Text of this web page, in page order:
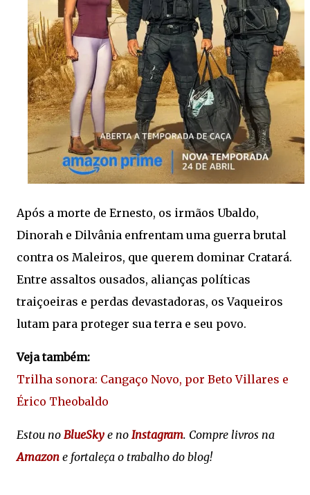
Após a morte de Ernesto, os irmãos Ubaldo,
Dinorah e Dilvânia enfrentam uma guerra brutal
contra os Maleiros, que querem dominar Cratará.
Entre assaltos ousados, alianças políticas
traiçoeiras e perdas devastadoras, os Vaqueiros
lutam para proteger sua terra e seu povo.
Veja também:
Trilha sonora: Cangaço Novo, por Beto Villares e
Érico Theobaldo
Estou no BlueSky e no Instagram. Compre livros na
Amazon e fortaleça o trabalho do blog!